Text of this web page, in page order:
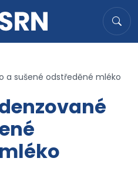
a sušené odstředěné mléko